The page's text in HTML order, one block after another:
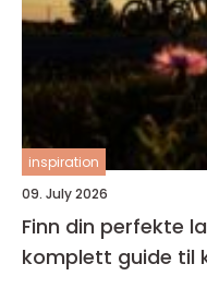
inspiration
09. July 2026
Finn din perfekte
komplett guide til